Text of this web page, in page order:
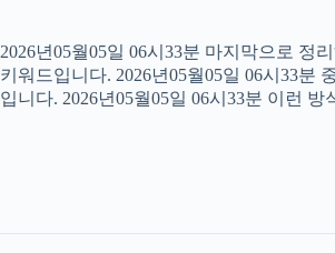
2026년05월05일 06시33분 마지막으로
키워드입니다. 2026년05월05일 06시33
입니다. 2026년05월05일 06시33분 이런